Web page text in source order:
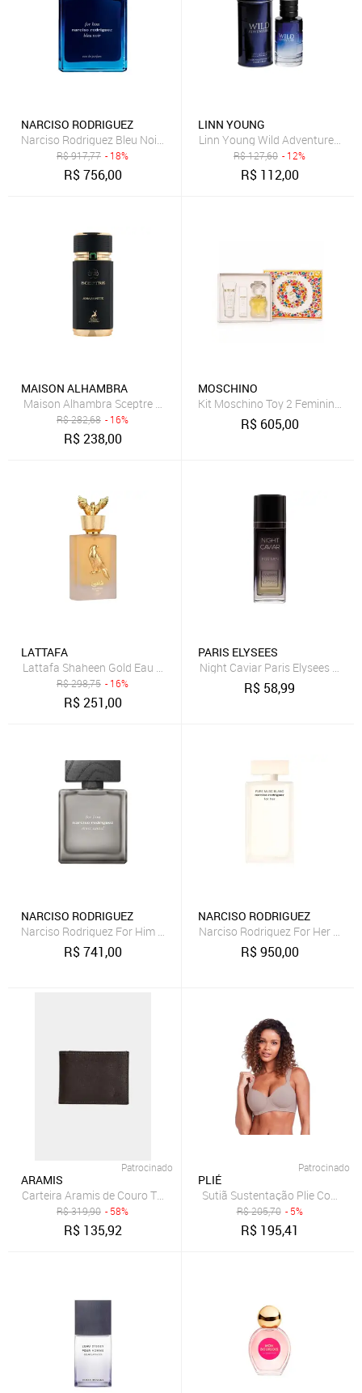
NARCISO RODRIGUEZ
Narciso Rodriguez Bleu Noir For Him Eau de Parfum - Perfume
R$917,77 - 18%
R$756,00
LINN YOUNG
Linn Young Wild Adventure Eau
R$127,60 - 12%
R$ 112,00
MAISON ALHAMBRA
Maison Alhambra Sceptre Amazonite Eau de Parfum - Perfume
R$282,68 - 16%
R$238,00
MOSCHINO
Kit Moschino Toy 2 Feminino -
R$ 605,00
LATTAFA
Lattafa Shaheen Gold Eau de Parfum - Perfume Unissex 100ml
R$298,75 - 16%
R$251,00
PARIS ELYSEES
Night Caviar Paris Elysees
R$ 58,99
NARCISO RODRIGUEZ
Narciso Rodriguez For Him Musc Santal Eau de Parfum Intense -
R$741,00
NARCISO RODRIGUEZ
Narciso Rodriguez For Her
R$950,00
Patrocinado
ARAMIS
Carteira Aramis de Couro Textura Out Cafe - Un
R$319,90 - 58%
R$ 135,92
Patrocinado
PLIÉ
Sutiã Sustentação Plie Com
R$205,70 - 5%
R$ 195,41